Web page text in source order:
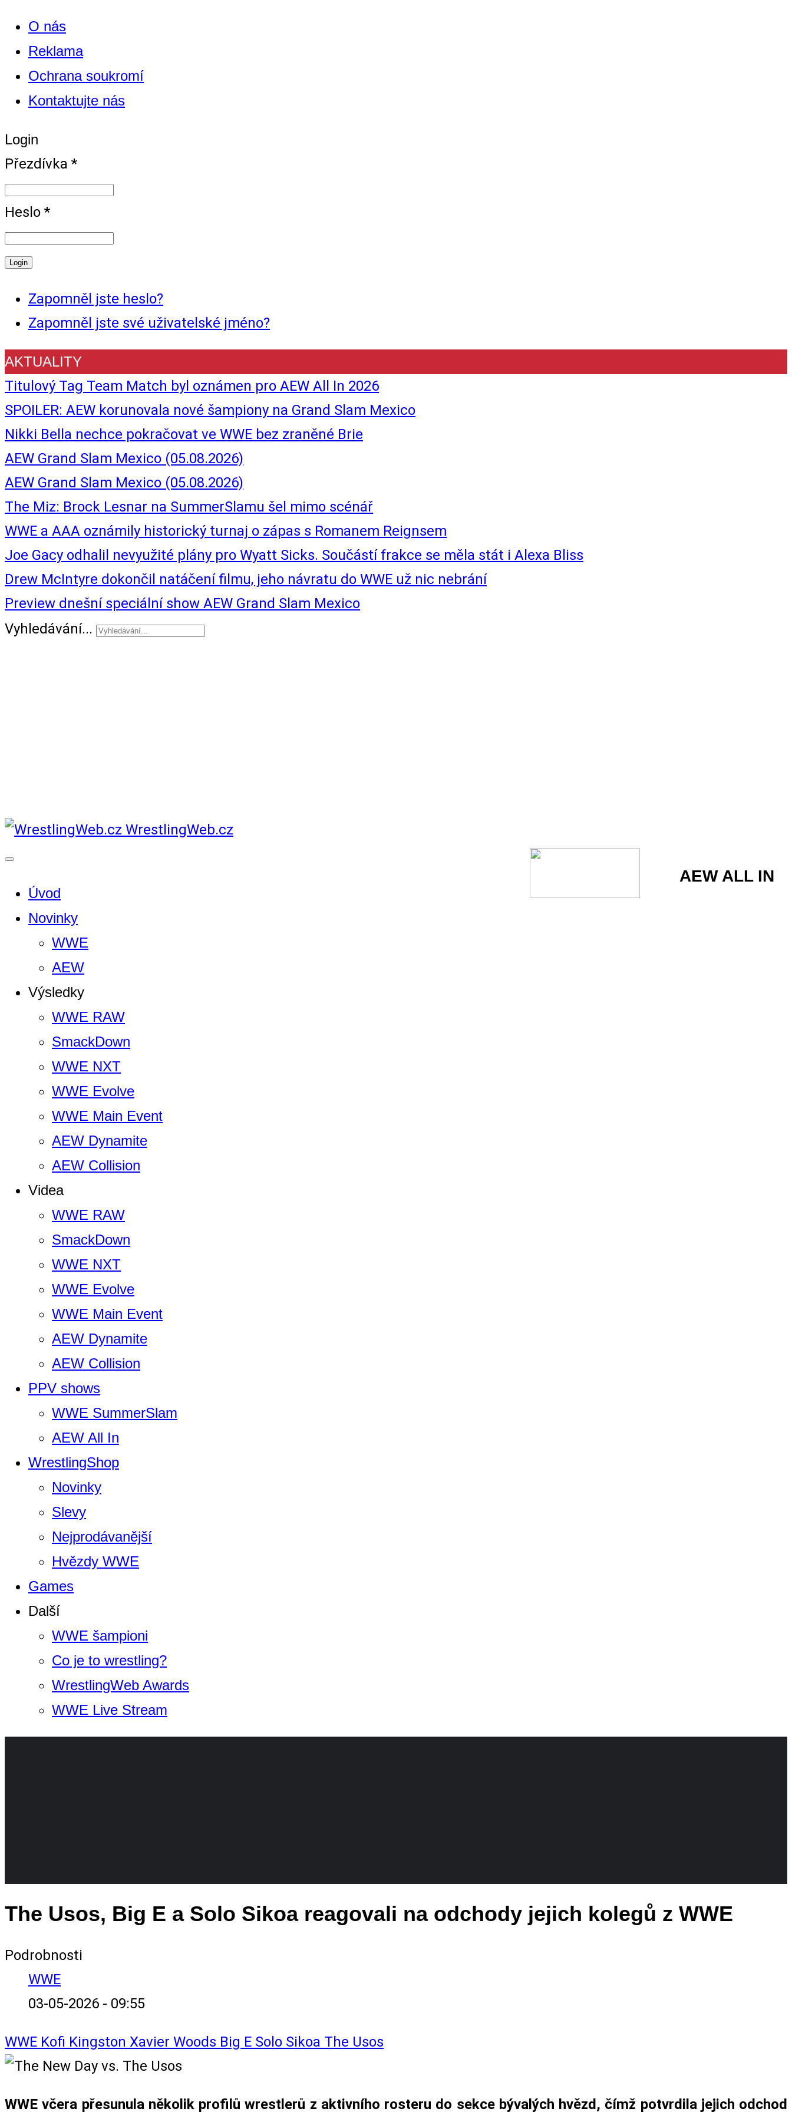
O nás
Reklama
Ochrana soukromí
Kontaktujte nás
Login
Přezdívka *
Heslo *
Zapomněl jste heslo?
Zapomněl jste své uživatelské jméno?
AKTUALITY
Titulový Tag Team Match byl oznámen pro AEW All In 2026
SPOILER: AEW korunovala nové šampiony na Grand Slam Mexico
Nikki Bella nechce pokračovat ve WWE bez zraněné Brie
AEW Grand Slam Mexico (05.08.2026)
AEW Grand Slam Mexico (05.08.2026)
The Miz: Brock Lesnar na SummerSlamu šel mimo scénář
WWE a AAA oznámily historický turnaj o zápas s Romanem Reignsem
Joe Gacy odhalil nevyužité plány pro Wyatt Sicks. Součástí frakce se měla stát i Alexa Bliss
Drew McIntyre dokončil natáčení filmu, jeho návratu do WWE už nic nebrání
Preview dnešní speciální show AEW Grand Slam Mexico
Vyhledávání...
WrestlingWeb.cz
AEW ALL IN
Úvod
Novinky
WWE
AEW
Výsledky
WWE RAW
SmackDown
WWE NXT
WWE Evolve
WWE Main Event
AEW Dynamite
AEW Collision
Videa
WWE RAW
SmackDown
WWE NXT
WWE Evolve
WWE Main Event
AEW Dynamite
AEW Collision
PPV shows
WWE SummerSlam
AEW All In
WrestlingShop
Novinky
Slevy
Nejprodávanější
Hvězdy WWE
Games
Další
WWE šampioni
Co je to wrestling?
WrestlingWeb Awards
WWE Live Stream
The Usos, Big E a Solo Sikoa reagovali na odchody jejich kolegů z WWE
Podrobnosti
WWE
03-05-2026 - 09:55
WWE Kofi Kingston Xavier Woods Big E Solo Sikoa The Usos
WWE včera přesunula několik profilů wrestlerů z aktivního rosteru do sekce bývalých hvězd, čímž potvrdila jejich odchod